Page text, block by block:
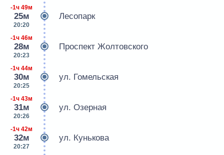
-1ч 49м
25м
20:20
Лесопарк
-1ч 46м
28м
20:23
Проспект Жолтовского
-1ч 44м
30м
20:25
ул. Гомельская
-1ч 43м
31м
20:26
ул. Озерная
-1ч 42м
32м
20:27
ул. Кунькова